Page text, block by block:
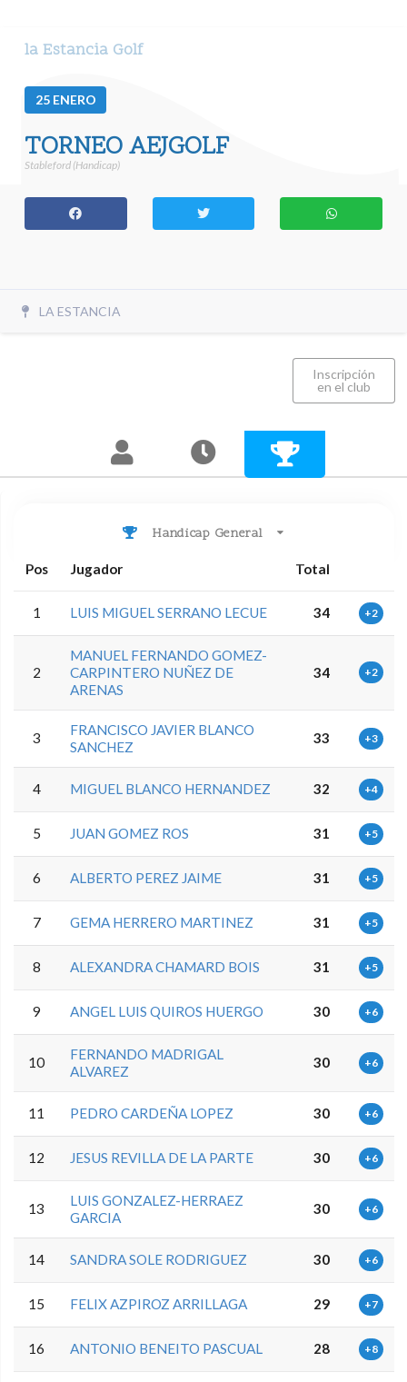
la Estancia Golf
25 ENERO
TORNEO AEJGOLF
Stableford (Handicap)
LA ESTANCIA
Inscripción
en el club
Handicap General
Pos Jugador Total
1 LUIS MIGUEL SERRANO LECUE 34 +2
2
MANUEL FERNANDO GOMEZ-
CARPINTERO NUÑEZ DE
ARENAS
34 +2
3
FRANCISCO JAVIER BLANCO
SANCHEZ
33 +3
4 MIGUEL BLANCO HERNANDEZ 32 +4
5 JUAN GOMEZ ROS 31 +5
6 ALBERTO PEREZ JAIME 31 +5
7 GEMA HERRERO MARTINEZ 31 +5
8 ALEXANDRA CHAMARD BOIS 31 +5
9 ANGEL LUIS QUIROS HUERGO 30 +6
10
FERNANDO MADRIGAL
ALVAREZ
30 +6
11 PEDRO CARDEÑA LOPEZ 30 +6
12 JESUS REVILLA DE LA PARTE 30 +6
13
LUIS GONZALEZ-HERRAEZ
GARCIA
30 +6
14 SANDRA SOLE RODRIGUEZ 30 +6
15 FELIX AZPIROZ ARRILLAGA 29 +7
16 ANTONIO BENEITO PASCUAL 28 +8